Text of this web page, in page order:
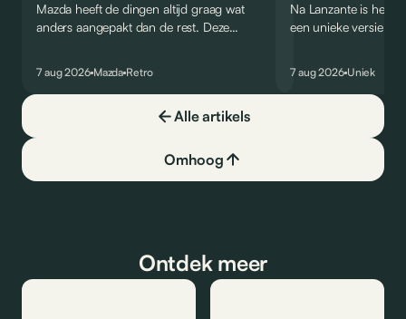
Mazda heeft de dingen altijd graag wat
anders aangepakt dan de rest. Deze
7 aug 2026 Mazda Retro
Na Lanzante is het
een unieke versie
7 aug 2026 Uniek
Alle artikels
Omhoog
Ontdek meer